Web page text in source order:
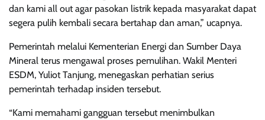
dan kami all out agar pasokan listrik kepada masyarakat dapat
segera pulih kembali secara bertahap dan aman,” ucapnya.
Pemerintah melalui Kementerian Energi dan Sumber Daya
Mineral terus mengawal proses pemulihan. Wakil Menteri
ESDM, Yuliot Tanjung, menegaskan perhatian serius
pemerintah terhadap insiden tersebut.
“Kami memahami gangguan tersebut menimbulkan